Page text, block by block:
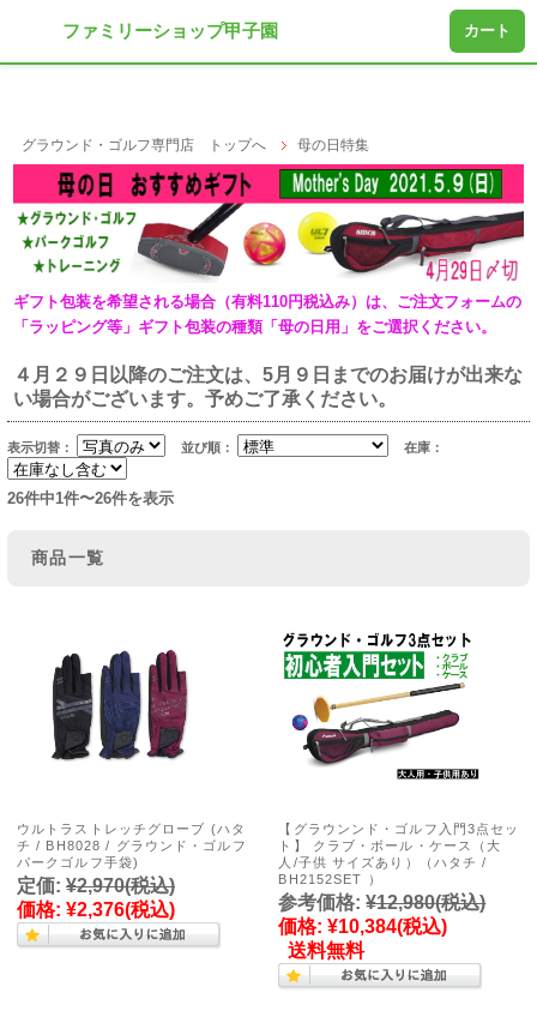
グラウンド・ゴルフ専門店 トップへ 母の日特集
ギフト包装を希望される場合（有料110円税込み）は、ご注文フォームの
「ラッピング等」ギフト包装の種類「母の日用」をご選択ください。
４月２９日以降のご注文は、5月９日までのお届けが出来な
い場合がございます。予めご了承ください。
表示切替： 並び順： 在庫：
26件中1件〜26件を表示
商品一覧
ウルトラストレッチグローブ (ハタ
チ / BH8028 / グラウンド・ゴルフ
パークゴルフ手袋)
定価: ¥2,970(税込)
価格: ¥2,376(税込)
【グラウンンド・ゴルフ入門3点セッ
ト】 クラブ・ボール・ケース（大
人/子供 サイズあり）（ハタチ /
BH2152SET ）
参考価格: ¥12,980(税込)
価格: ¥10,384(税込)
送料無料
ファミリーショップ甲子園 カート